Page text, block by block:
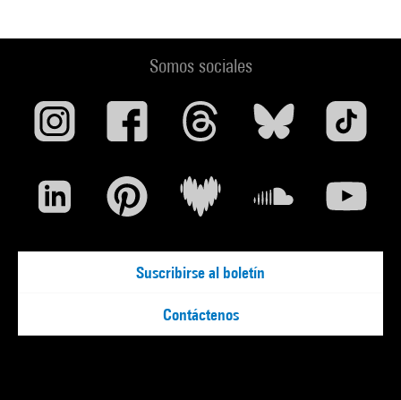
Somos sociales
Suscribirse al boletín
Contáctenos